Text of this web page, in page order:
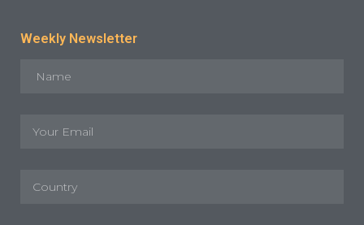
Weekly Newsletter